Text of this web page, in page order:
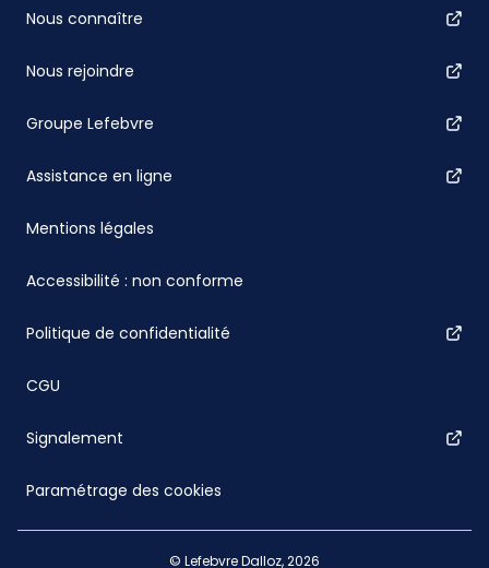
Nous connaître
Nous rejoindre
Groupe Lefebvre
Assistance en ligne
Mentions légales
Accessibilité : non conforme
Politique de confidentialité
CGU
Signalement
Paramétrage des cookies
© Lefebvre Dalloz, 2026